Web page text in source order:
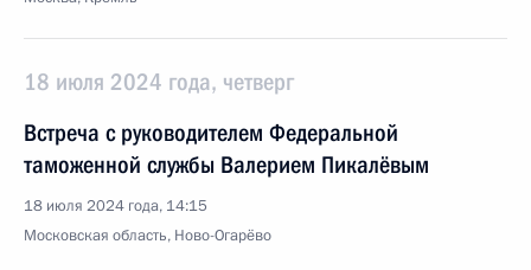
18 июля 2024 года, четверг
Встреча с руководителем Федеральной
таможенной службы Валерием Пикалёвым
18 июля 2024 года, 14:15
Московская область, Ново-Огарёво